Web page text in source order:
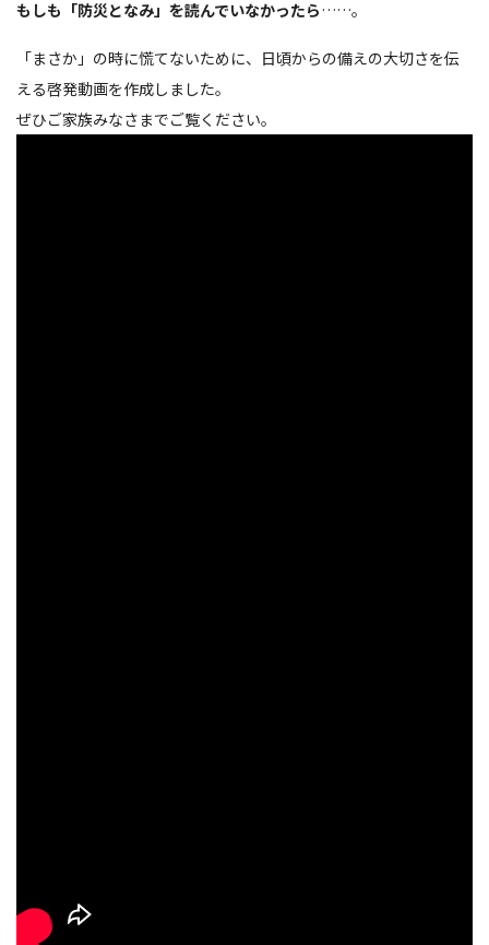
もしも「防災となみ」を読んでいなかったら……。
「まさか」の時に慌てないために、日頃からの備えの大切さを伝
える啓発動画を作成しました。
ぜひご家族みなさまでご覧ください。